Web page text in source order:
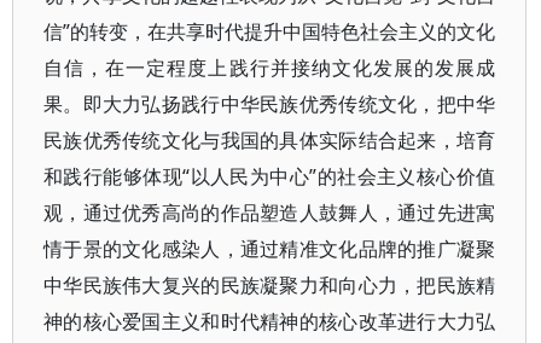
信”的转变，在共享时代提升中国特色社会主义的文化
自信，在一定程度上践行并接纳文化发展的发展成
果。即大力弘扬践行中华民族优秀传统文化，把中华
民族优秀传统文化与我国的具体实际结合起来，培育
和践行能够体现“以人民为中心”的社会主义核心价值
观，通过优秀高尚的作品塑造人鼓舞人，通过先进寓
情于景的文化感染人，通过精准文化品牌的推广凝聚
中华民族伟大复兴的民族凝聚力和向心力，把民族精
神的核心爱国主义和时代精神的核心改革进行大力弘